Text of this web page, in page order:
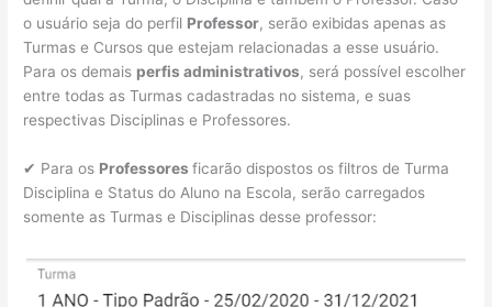
o usuário seja do perfil Professor, serão exibidas apenas as
Turmas e Cursos que estejam relacionadas a esse usuário.
Para os demais perfis administrativos, será possível escolher
entre todas as Turmas cadastradas no sistema, e suas
respectivas Disciplinas e Professores.
✔ Para os Professoresficarão dispostos os filtros de Turma
Disciplina e Status do Aluno na Escola, serão carregados
somente as Turmas e Disciplinas desse professor: